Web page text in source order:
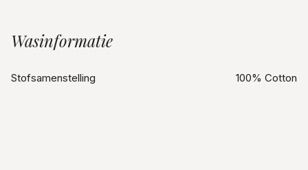
Wasinformatie
Stofsamenstelling 100% Cotton